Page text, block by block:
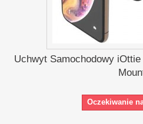
Uchwyt Samochodowy
Oczekiwanie